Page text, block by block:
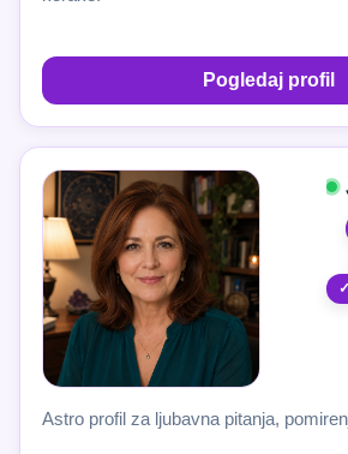
Pogledaj profil
Astro profil za ljubavna pitanja,